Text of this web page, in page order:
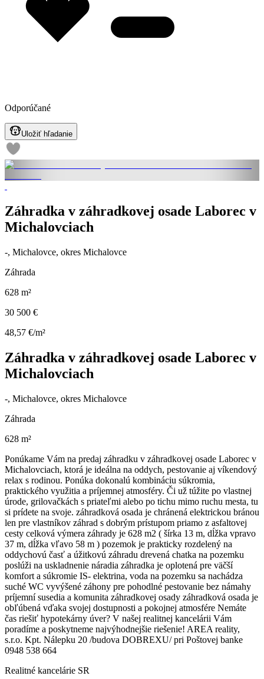
Odporúčané
Uložiť hľadanie
Záhradka v záhradkovej osade Laborec v
Michalovciach
-, Michalovce, okres Michalovce
Záhrada
628 m²
30 500 €
48,57 €/m²
Záhradka v záhradkovej osade Laborec v
Michalovciach
-, Michalovce, okres Michalovce
Záhrada
628 m²
Ponúkame Vám na predaj záhradku v záhradkovej osade Laborec v
Michalovciach, ktorá je ideálna na oddych, pestovanie aj víkendový
relax s rodinou. Ponúka dokonalú kombináciu súkromia,
praktického využitia a príjemnej atmosféry. Či už túžite po vlastnej
úrode, grilovačkách s priateľmi alebo po tichu mimo ruchu mesta, tu
si prídete na svoje. záhradková osada je chránená elektrickou bránou
len pre vlastníkov záhrad s dobrým prístupom priamo z asfaltovej
cesty celková výmera záhrady je 628 m2 ( šírka 13 m, dĺžka vpravo
37 m, dĺžka vľavo 58 m ) pozemok je prakticky rozdelený na
oddychovú časť a úžitkovú záhradu drevená chatka na pozemku
poslúži na uskladnenie náradia záhradka je oplotená pre väčší
komfort a súkromie IS- elektrina, voda na pozemku sa nachádza
suché WC vyvýšené záhony pre pohodlné pestovanie bez námahy
príjemní susedia a komunita záhradkovej osady záhradková osada je
obľúbená vďaka svojej dostupnosti a pokojnej atmosfére Nemáte
čas riešiť hypotekárny úver? V našej realitnej kancelárii Vám
poradíme a poskytneme najvýhodnejšie riešenie! AREA reality,
s.r.o. Kpt. Nálepku 20 /budova DOBREXU/ pri Poštovej banke
0948 538 664
Realitné kancelárie SR